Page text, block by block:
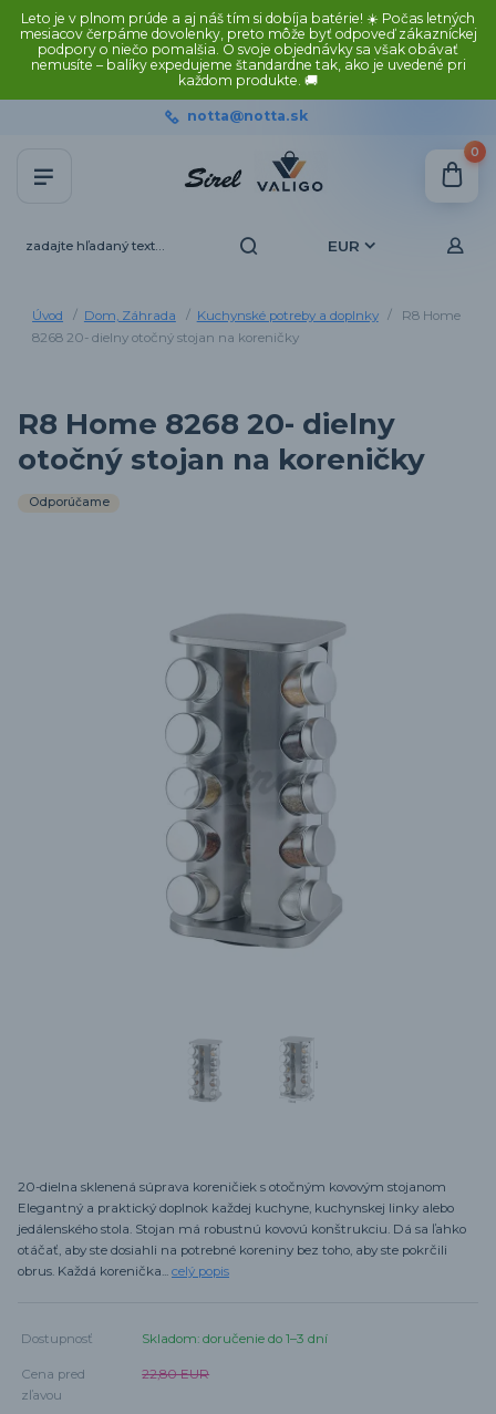
Leto je v plnom prúde a aj náš tím si dobíja batérie! ☀️ Počas letných
mesiacov čerpáme dovolenky, preto môže byť odpoveď zákazníckej
podpory o niečo pomalšia. O svoje objednávky sa však obávať
nemusíte – balíky expedujeme štandardne tak, ako je uvedené pri
každom produkte. 🚚
EUR
notta@notta.sk
0
Úvod Dom, Záhrada Kuchynské potreby a doplnky
R8 Home
8268 20- dielny otočný stojan na koreničky
R8 Home 8268 20- dielny
otočný stojan na koreničky
Odporúčame
20-dielna sklenená súprava koreničiek s otočným kovovým stojanom
Elegantný a praktický doplnok každej kuchyne, kuchynskej linky alebo
jedálenského stola. Stojan má robustnú kovovú konštrukciu. Dá sa ľahko
otáčať, aby ste dosiahli na potrebné koreniny bez toho, aby ste pokrčili
obrus. Každá korenička... celý popis
Dostupnosť Skladom: doručenie do 1–3 dní
Cena pred
zľavou
22,80 EUR